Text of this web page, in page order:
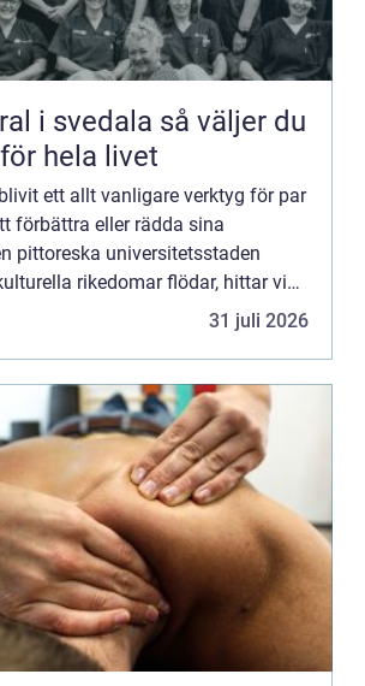
så väljer du
hela livet
ett allt vanligare verktyg för par
förbättra eller rädda sina
pittoreska universitetsstaden
rikedomar flödar, hittar vi
31 juli 2026